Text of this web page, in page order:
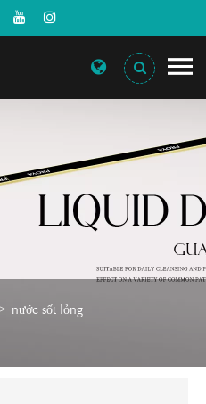
nước sốt lỏng